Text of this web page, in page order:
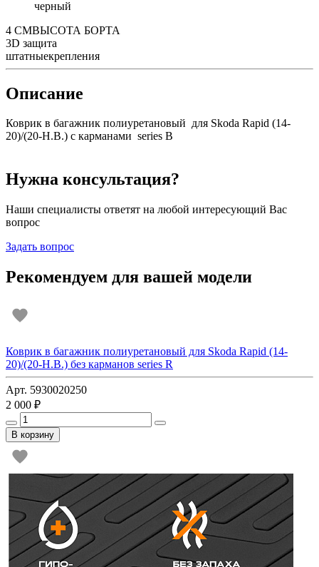
черный
4 СМВЫСОТА БОРТА
3D защита
штатныекрепления
Описание
Коврик в багажник полиуретановый для Skoda Rapid (14-
20)/(20-Н.В.) с карманами series B
Нужна консультация?
Наши специалисты ответят на любой интересующий Вас
вопрос
Задать вопрос
Рекомендуем для вашей модели
Коврик в багажник полиуретановый для Skoda Rapid (14-
20)/(20-Н.В.) без карманов series R
Арт. 5930020250
2 000 ₽
В корзину